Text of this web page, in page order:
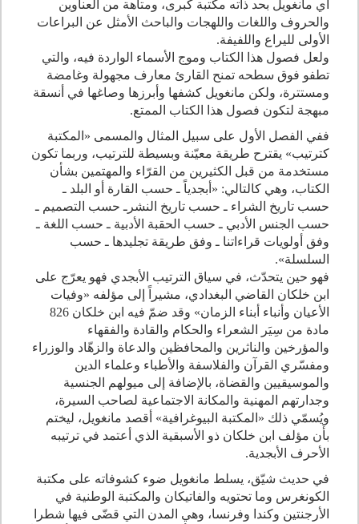
أي مانغويل بحد ذاته مكتبة كبرى، ومتاهة من العناوين
والحروف واللغات واللهجات والباحث الأمثل عن البراعات
الأولى لليراع واللفيفة.
ولعل فصول هذا الكتاب وموج الأسماء الواردة فيه، والتي
تطفو فوق سطحه تمنح القارئ معارف مجهولة وغامضة
ومستترة، ولكن مانغويل كشفها وأبرزها وصاغها في أنسقة
مبهجة لتكون فصول هذا الكتاب الممتع.
ففي الفصل الأول على سبيل المثال والمسمى «المكتبة
كترتيب» يقترح طريقة معيّنة وبسيطة للترتيب، وربما تكون
مستخدمة من قبل الكثيرين من القرّاء والمهتمين بشأن
الكتاب، وهي كالتالي: «أبجدياً ـ حسب القارة أو البلد ـ
حسب تاريخ الشراء ـ حسب تاريخ النشرـ حسب التصميم ـ
حسب الجنس الأدبي ـ حسب الحقبة الأدبية ـ حسب اللغة ـ
وفق أولويات قراءاتنا ـ وفق طريقة تجليدها ـ حسب
السلسلة».
فهو حين يتحدّث، في سياق الترتيب الأبجدي فهو يعرّج على
ابن خلكان القاضي البغدادي، مشيراً إلى مؤلفه «وفيات
الأعيان وأنباء أبناء الزمان» وقد ضمّ فيه ابن خلكان 826
مادة من سِيَر الشعراء والحكام والقادة والفقهاء
والمؤرخين والناثرين والمحافظين والدعاة والزهّاد والوزراء
ومفسّري القرآن والفلاسفة والأطباء وعلماء الدين
والموسيقيين والقضاة، بالإضافة إلى ميولهم الجنسية
وجدارتهم المهنية والمكانة الاجتماعية لصاحب السيرة،
ويُسمّي ذلك «المكتبة البيوغرافية» أقصد مانغويل، ليختم
بأن مؤلف ابن خلكان ذو الأسبقية الذي أعتمد في ترتيبه
الأحرف الأبجدية.
في حديث شيّق، يسلط مانغويل ضوء كشوفاته على مكتبة
الكونغرس وما تحتويه والفاتيكان والمكتبة الوطنية في
الأرجنتين وكندا وفرنسا، وهي المدن التي قضّى فيها شطرا